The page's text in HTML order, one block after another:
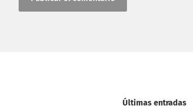
Últimas entradas